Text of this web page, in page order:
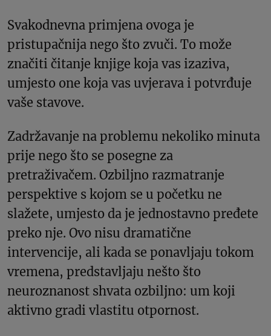
Svakodnevna primjena ovoga je
pristupačnija nego što zvuči. To može
značiti čitanje knjige koja vas izaziva,
umjesto one koja vas uvjerava i potvrđuje
vaše stavove.
Zadržavanje na problemu nekoliko minuta
prije nego što se posegne za
pretraživačem. Ozbiljno razmatranje
perspektive s kojom se u početku ne
slažete, umjesto da je jednostavno pređete
preko nje. Ovo nisu dramatične
intervencije, ali kada se ponavljaju tokom
vremena, predstavljaju nešto što
neuroznanost shvata ozbiljno: um koji
aktivno gradi vlastitu otpornost.